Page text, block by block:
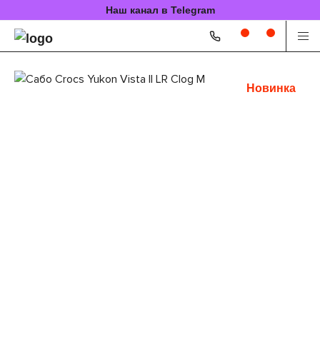
Наш канал в Telegram
Новинка